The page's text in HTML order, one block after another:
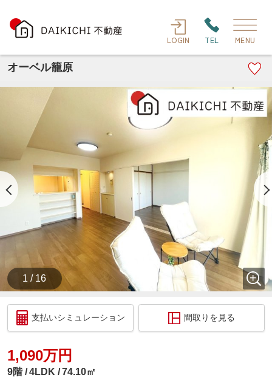
LOGIN TEL MENU
オーベル籠原
1 / 16
支払いシミュレーション 間取りを見る
1,090万円
9階 4LDK 74.10㎡